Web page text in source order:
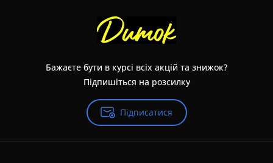
Бажаєте бути в курсі всіх акцій та знижок?
Підпишіться на розсилку
Підписатися